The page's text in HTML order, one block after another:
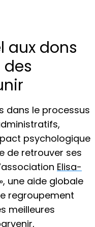
aux dons
dans le processus
psychologique
de retrouver ses
Elisa-
une aide globale
regroupement
meilleures